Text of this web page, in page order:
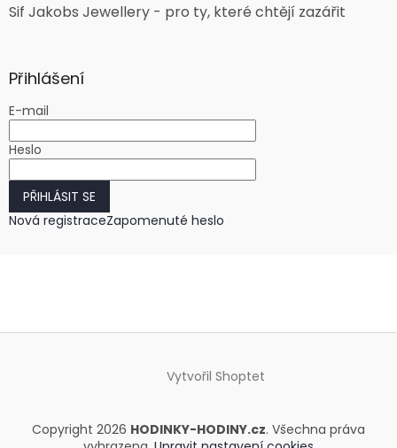
Sif Jakobs Jewellery - pro ty, které chtějí zazářit
Přihlášení
E-mail
Heslo
PŘIHLÁSIT SE
Nová registraceZapomenuté heslo
Vytvořil Shoptet
Copyright 2026 HODINKY-HODINY.cz. Všechna práva